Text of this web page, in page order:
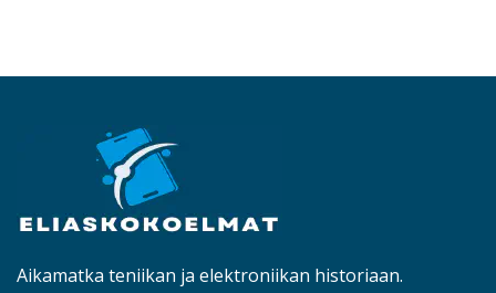
Aikamatka teniikan ja elektroniikan historiaan.